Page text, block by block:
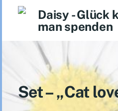
Daisy - Glück
man spenden
Set – „Cat